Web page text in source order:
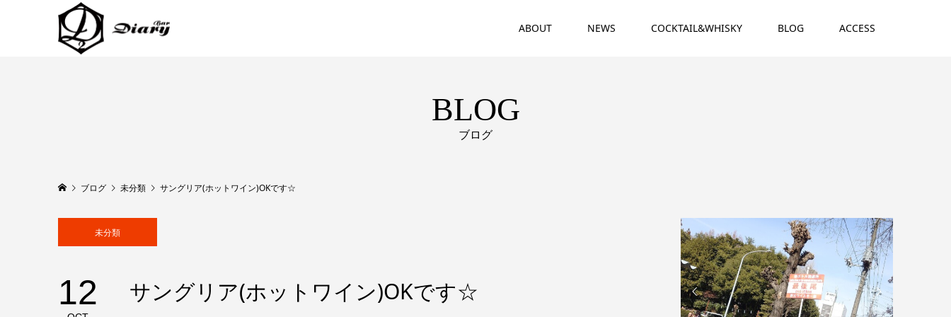
ABOUT NEWS COCKTAIL&WHISKY BLOG ACCESS
BLOG
ブログ
ブログ 未分類 サングリア(ホットワイン)OKです☆
未分類
12 サングリア(ホットワイン)OKです☆  